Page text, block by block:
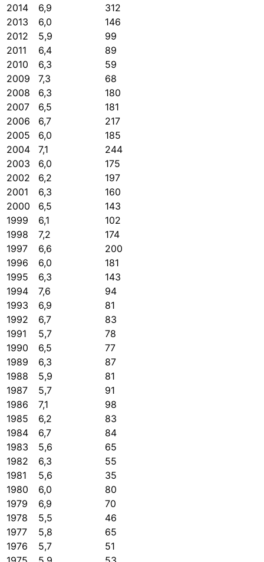
2014
6,9
312
2013
6,0
146
2012
5,9
99
2011
6,4
89
2010
6,3
59
2009
7,3
68
2008
6,3
180
2007
6,5
181
2006
6,7
217
2005
6,0
185
2004
7,1
244
2003
6,0
175
2002
6,2
197
2001
6,3
160
2000
6,5
143
1999
6,1
102
1998
7,2
174
1997
6,6
200
1996
6,0
181
1995
6,3
143
1994
7,6
94
1993
6,9
81
1992
6,7
83
1991
5,7
78
1990
6,5
77
1989
6,3
87
1988
5,9
81
1987
5,7
91
1986
7,1
98
1985
6,2
83
1984
6,7
84
1983
5,6
65
1982
6,3
55
1981
5,6
35
1980
6,0
80
1979
6,9
70
1978
5,5
46
1977
5,8
65
1976
5,7
51